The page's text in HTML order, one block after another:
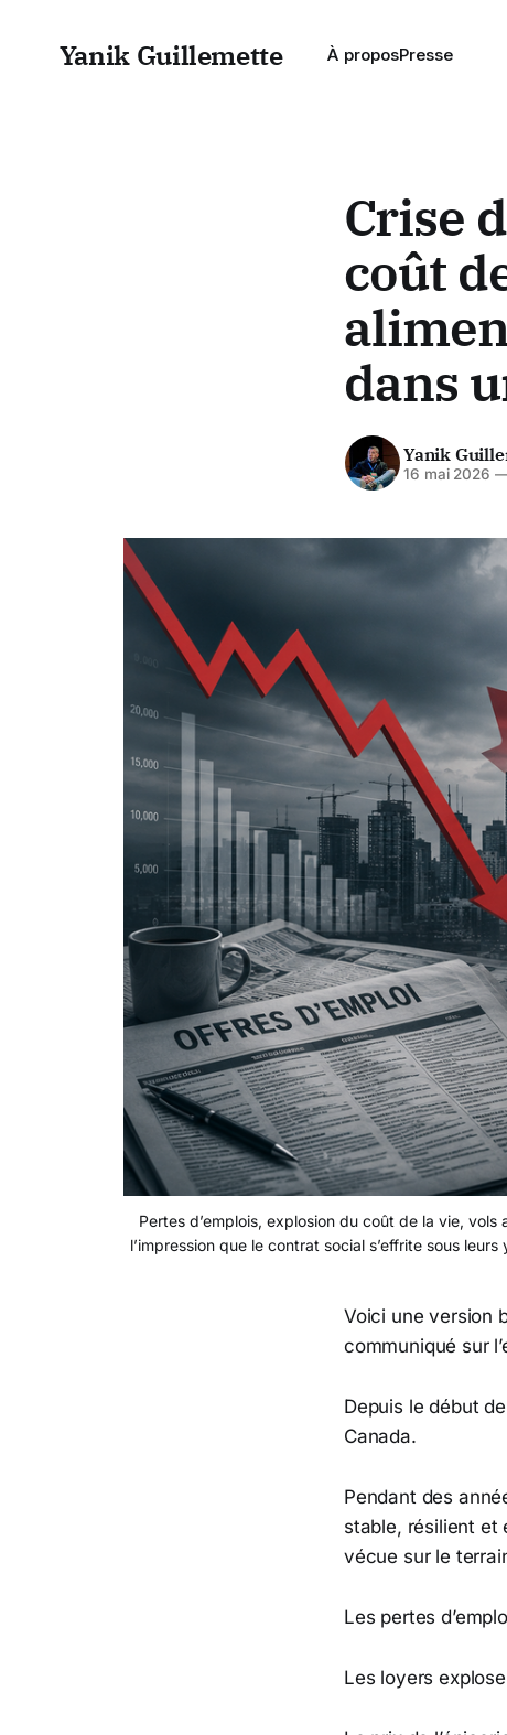
Yanik Guillemette À proposPresse
Crise
coût
dans
Yanik
16 mai 2026
Pertes d’emplois, explosion du coût de la vie,
l’impression que le contrat social s’effrite sous
Voici une version
communiqué sur
Depuis le début
Canada.
Pendant des
stable, résilient et
vécue sur le
Les pertes
Les loyers